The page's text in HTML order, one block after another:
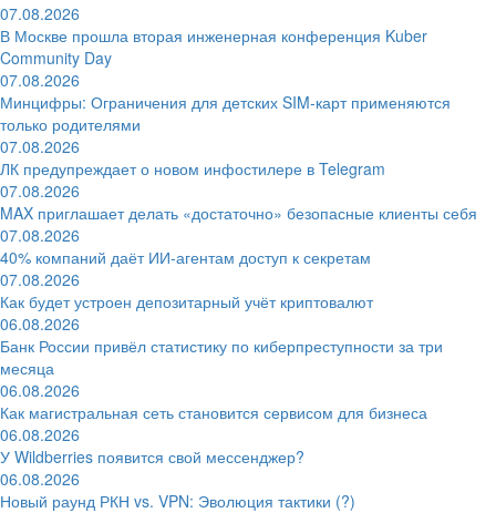
07.08.2026
В Москве прошла вторая инженерная конференция Kuber
Community Day
07.08.2026
Минцифры: Ограничения для детских SIM-карт применяются
только родителями
07.08.2026
ЛК предупреждает о новом инфостилере в Telegram
07.08.2026
MAX приглашает делать «достаточно» безопасные клиенты себя
07.08.2026
40% компаний даёт ИИ‑агентам доступ к секретам
07.08.2026
Как будет устроен депозитарный учёт криптовалют
06.08.2026
Банк России привёл статистику по киберпреступности за три
месяца
06.08.2026
Как магистральная сеть становится сервисом для бизнеса
06.08.2026
У Wildberries появится свой мессенджер?
06.08.2026
Новый раунд РКН vs. VPN: Эволюция тактики (?)